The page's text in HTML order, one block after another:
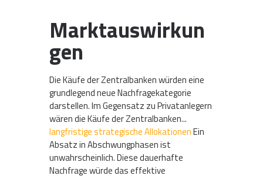
Marktauswirkun
gen
Die Käufe der Zentralbanken würden eine
grundlegend neue Nachfragekategorie
darstellen. Im Gegensatz zu Privatanlegern
wären die Käufe der Zentralbanken...
langfristige strategische AllokationenEin
Absatz in Abschwungphasen ist
unwahrscheinlich. Diese dauerhafte
Nachfrage würde das effektive